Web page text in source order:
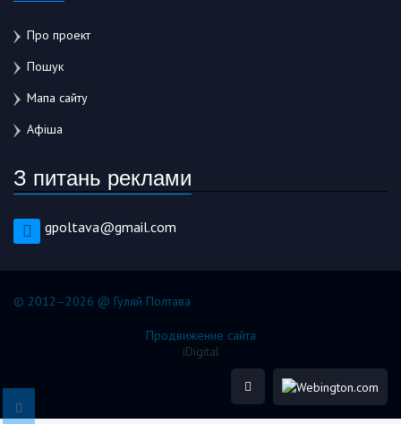
Про проект
Пошук
Мапа сайту
Афіша
З питань реклами
gpoltava@gmail.com
© 2012–2026 @ Гуляй Полтава
Продвижение сайта
iDigital